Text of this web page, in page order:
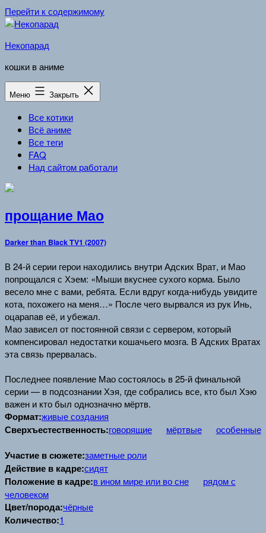
Перейти к содержимому
Некопарад
кошки в аниме
Меню Закрыть
Все котики
Всё аниме
Все теги
FAQ
Над сайтом работали
прощание Мао
Darker than Black TV1 (2007)
В 24-й серии герои находились внутри Адских Врат, и Мао
попрощался с Хэем: «Мыши вкуснее сухого корма. Было
весело мне с вами, ребята. Если вдруг когда-нибудь увидите
кота, похожего на меня…» После чего вырвался из рук Инь,
оцарапав её, и убежал.
Мао зависел от постоянной связи с сервером, который
компенсировал недостатки кошачьего мозга. В Адских Вратах
эта связь прервалась.
Последнее появление Мао состоялось в 25-й финальной
серии — в подсознании Хэя, где собрались все, кто был Хэю
важен и кто был однозначно мёртв.
Формат:живые создания
Сверхъестественность:говорящие мёртвые особенные
Участие в сюжете:заметные роли
Действие в кадре:сидят
Положение в кадре:в ином мире или во сне
рядом с
человеком
Цвет/порода:чёрные
Количество:1